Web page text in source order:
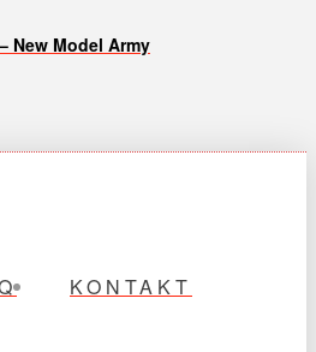
New Model Army
KONTAKT